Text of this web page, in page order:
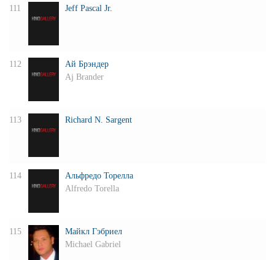
111 Jeff Pascal Jr.
112
Ай Брэндер
Aj Brander
113 Richard N. Sargent
114
Альфредо Торелла
Alfredo Torella
115
Майкл Гэбриел
Michael Gabriel